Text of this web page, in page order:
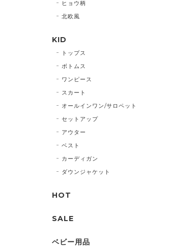
ヒョウ柄
北欧風
KID
トップス
ボトムス
ワンピース
スカート
オールインワン/サロペット
セットアップ
アウター
ベスト
カーディガン
ダウンジャケット
HOT
SALE
ベビー用品